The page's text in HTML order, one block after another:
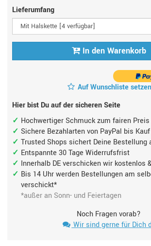
Lieferumfang
In den Warenkorb
Auf Wunschliste setzen
Hier bist Du auf der sicheren Seite
Hochwertiger Schmuck zum fairen Preis
Sichere Bezahlarten von PayPal bis
Trusted Shops sichert Deine Bestellung
Entspannte 30 Tage Widerrufsfrist
Innerhalb DE verschicken wir kostenlos
Bis 14 Uhr werden Bestellungen am
verschickt*
*außer an Sonn- und Feiertagen
Noch Fragen vorab?
Wir sind gerne für Dich